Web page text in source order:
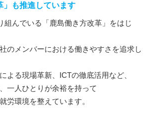
」も推進しています
組んでいる「鹿島働き方改革」をはじ
のメンバーにおける働きやすさを追求し
よる現場革新、ICTの徹底活用など、
一人ひとりが余裕を持って
労環境を整えています。